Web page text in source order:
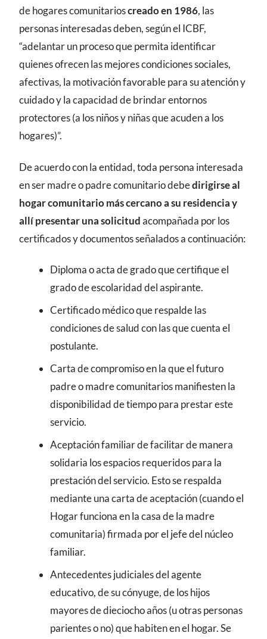
de hogares comunitarioscreado en 1986, las
personas interesadas deben, según el ICBF,
“adelantar un proceso que permita identificar
quienes ofrecen las mejores condiciones sociales,
afectivas, la motivación favorable para su atención y
cuidado y la capacidad de brindar entornos
protectores (a los niños y niñas que acuden a los
hogares)”.
De acuerdo con la entidad, toda persona interesada
en ser madre o padre comunitario debedirigirse al
hogar comunitario más cercano a su residencia y
allí presentar una solicitudacompañada por los
certificados y documentos señalados a continuación:
Diploma o acta de grado que certifique el
grado de escolaridad del aspirante.
Certificado médico que respalde las
condiciones de salud con las que cuenta el
postulante.
Carta de compromiso en la que el futuro
padre o madre comunitarios manifiesten la
disponibilidad de tiempo para prestar este
servicio.
Aceptación familiar de facilitar de manera
solidaria los espacios requeridos para la
prestación del servicio. Esto se respalda
mediante una carta de aceptación (cuando el
Hogar funciona en la casa de la madre
comunitaria) firmada por el jefe del núcleo
familiar.
Antecedentes judiciales del agente
educativo, de su cónyuge, de los hijos
mayores de dieciocho años (u otras personas
parientes o no) que habiten en el hogar. Se